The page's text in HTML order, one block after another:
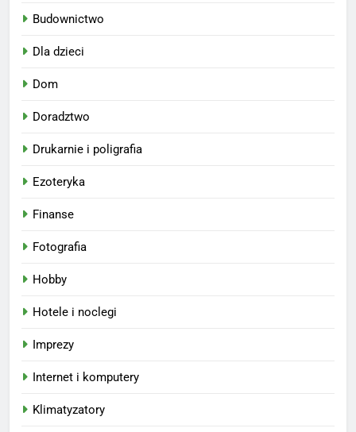
Budownictwo
Dla dzieci
Dom
Doradztwo
Drukarnie i poligrafia
Ezoteryka
Finanse
Fotografia
Hobby
Hotele i noclegi
Imprezy
Internet i komputery
Klimatyzatory